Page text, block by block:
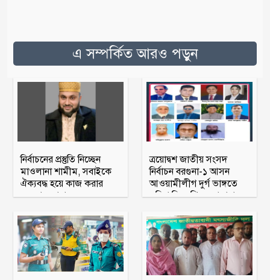
এ সম্পর্কিত আরও পড়ুন
নির্বাচনের প্রস্তুতি নিচ্ছেন
মাওলানা শামীম, সবাইকে
ঐক্যবদ্ধ হয়ে কাজ করার
অহব্বান জানান
ত্রয়োদ্বশ জাতীয় সংসদ
নির্বাচন বরগুনা-১ আসন
আওয়ামীলীগ দুর্গ ভাঙ্গতে
মরিয়া বিএনপি ও জামায়াত